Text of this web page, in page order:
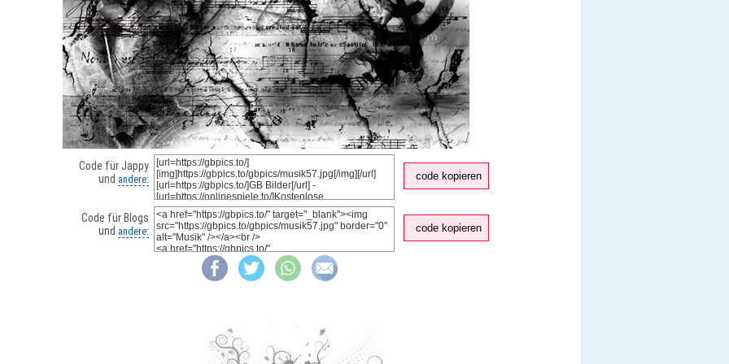
Code für Jappy
und andere: code kopieren
Code für Blogs
und andere: code kopieren